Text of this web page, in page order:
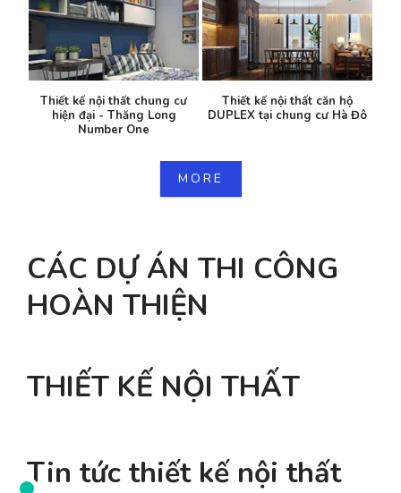
Thiết kế nội thất chung cư
hiện đại - Thăng Long
Number One
Thiết kế nội thất căn hộ
DUPLEX tại chung cư Hà Đô
MORE
CÁC DỰ ÁN THI CÔNG
HOÀN THIỆN
THIẾT KẾ NỘI THẤT
Tin tức thiết kế nội thất